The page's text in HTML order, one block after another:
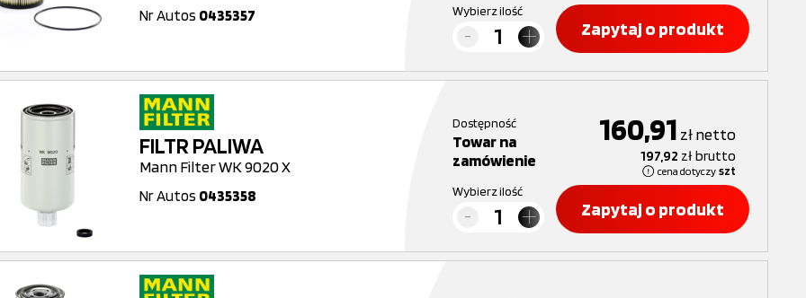
Nr Autos 0435357 Wybierz ilość
Zapytaj o produkt
FILTR PALIWA
Mann Filter WK 9020 X
Nr Autos 0435358
Dostępność
Towar na
zamówienie
160,91 złnetto
197,92 złbrutto
cena dotyczy szt
Wybierz ilość
Zapytaj o produkt